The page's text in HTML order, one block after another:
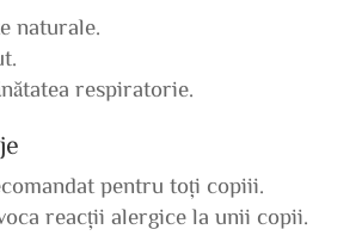
naturale.
respiratorie.
pentru toți copiii.
reacții alergice la unii copii.